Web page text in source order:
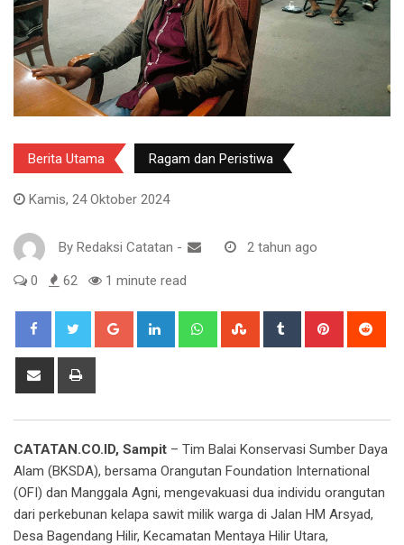
Berita Utama Ragam dan Peristiwa
Kamis, 24 Oktober 2024
By Redaksi Catatan - 2 tahun ago
0 62 1 minute read
Google+ LinkedIn WhatsappStumbleUpon
Tumblr Pinterest
Share
CATATAN.CO.ID, Sampit – Tim Balai Konservasi Sumber Daya
Alam (BKSDA), bersama Orangutan Foundation International
(OFI) dan Manggala Agni, mengevakuasi dua individu orangutan
dari perkebunan kelapa sawit milik warga di Jalan HM Arsyad,
Desa Bagendang Hilir, Kecamatan Mentaya Hilir Utara,